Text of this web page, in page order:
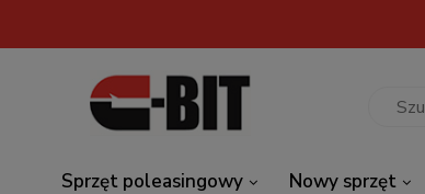
Sprzęt poleasingowy Nowy sprzęt